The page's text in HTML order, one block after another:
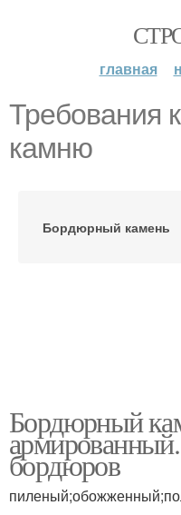
главная
Требования
камню
Бордюрный камень
Бордюрный
бордюров